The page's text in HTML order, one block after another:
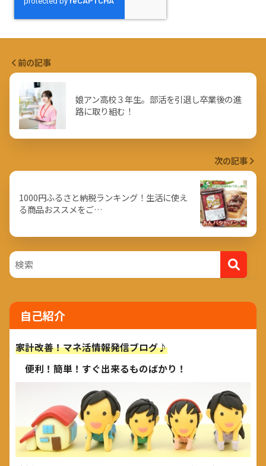
前の記事
娘アン高校３年生。部活を引退し卒業後の進
路に取り組む！
次の記事
1000円ふるさと納税ランキング！生活に使え
る商品おススメをご…
自己紹介
家計改善！マネ活情報発信ブログ♪
便利！簡単！すぐ出来るものばかり！